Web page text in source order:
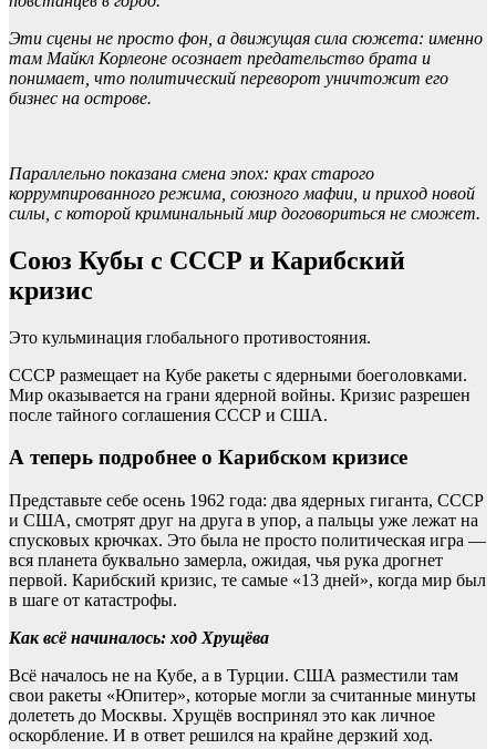
Эти сцены не просто фон, а движущая сила сюжета: именно
там Майкл Корлеоне осознает предательство брата и
понимает, что политический переворот уничтожит его
бизнес на острове.
Параллельно показана смена эпох: крах старого
коррумпированного режима, союзного мафии, и приход новой
силы, с которой криминальный мир договориться не сможет.
Союз Кубы с СССР и Карибский
кризис
Это кульминация глобального противостояния.
СССР размещает на Кубе ракеты с ядерными боеголовками.
Мир оказывается на грани ядерной войны. Кризис разрешен
после тайного соглашения СССР и США.
А теперь подробнее о Карибском кризисе
Представьте себе осень 1962 года: два ядерных гиганта, СССР
и США, смотрят друг на друга в упор, а пальцы уже лежат на
спусковых крючках. Это была не просто политическая игра —
вся планета буквально замерла, ожидая, чья рука дрогнет
первой. Карибский кризис, те самые «13 дней», когда мир был
в шаге от катастрофы.
Как всё начиналось: ход Хрущёва
Всё началось не на Кубе, а в Турции. США разместили там
свои ракеты «Юпитер», которые могли за считанные минуты
долететь до Москвы. Хрущёв воспринял это как личное
оскорбление. И в ответ решился на крайне дерзкий ход.